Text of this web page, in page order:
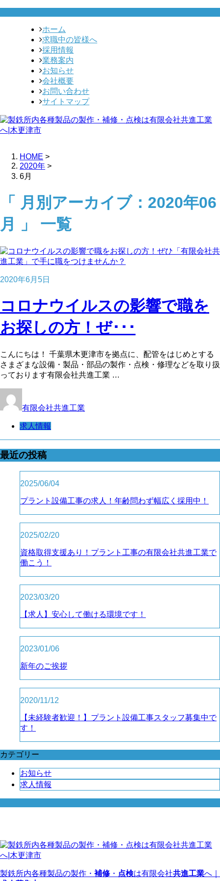
ホーム
求職中の皆様へ
採用情報
業務案内
お知らせ
会社概要
お問い合わせ
サイトマップ
HOME >
2020年 >
6月
「 月別アーカイブ：2020年06
月 」 一覧
2020年6月5日
コロナウイルスの影響で職を
お探しの方！ぜ･･･
こんにちは！ 千葉県木更津市を拠点に、配管をはじめとする
さまざまな設備・製品・部品の製作・点検・修理などを取り扱
っております有限会社共進工業 …
有限会社共進工業
求人情報
最近の投稿
2025/06/04
プラント設備工事の求人！年齢問わず幅広く採用中！
2025/02/20
資格取得支援あり！プラント工事の有限会社共進工業で
働こう！
2023/03/20
【求人】安心して働ける環境です！
2023/01/06
新年のご挨拶
2020/11/12
【未経験者歓迎！】プラント設備工事スタッフ募集中で
す！
カテゴリー
お知らせ
求人情報
製鉄所内各種製品の製作・ 補修 ・ 点検は有限会社共進工業へ｜